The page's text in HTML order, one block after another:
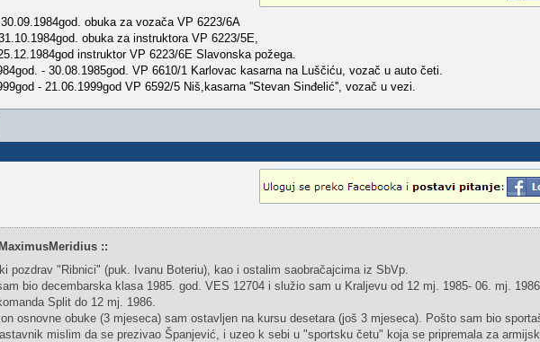
obuka za vozača VP 6223/6A
obuka za instruktora VP 6223/5E,
instruktor VP 6223/6E Slavonska požega.
- 30.08.1985god. VP 6610/1 Karlovac kasarna na Luščiću, vozač u auto četi.
- 21.06.1999god VP 6592/5 Niš,kasarna ''Stevan Sinđelić'', vozač u vezi.
MaximusMeridius ::
pozdrav "Ribnici" (puk. Ivanu Boteriu), kao i ostalim saobračajcima iz SbVp.
bio decembarska klasa 1985. god. VES 12704 i služio sam u Kraljevu od 12 mj. 1985- 06. mj.
Split do 12 mj. 1986.
osnovne obuke (3 mjeseca) sam ostavljen na kursu desetara (još 3 mjeseca). Pošto sam bio
mislim da se prezivao Španjević, i uzeo k sebi u "sportsku četu" koja se pripremala za